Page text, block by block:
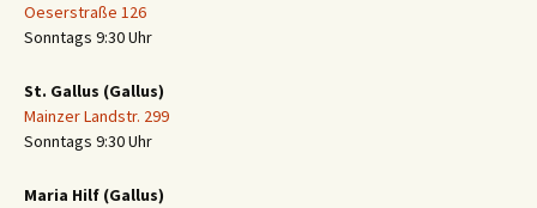
Oeserstraße 126
Sonntags 9:30 Uhr
St. Gallus (Gallus)
Mainzer Landstr. 299
Sonntags 9:30 Uhr
Maria Hilf (Gallus)